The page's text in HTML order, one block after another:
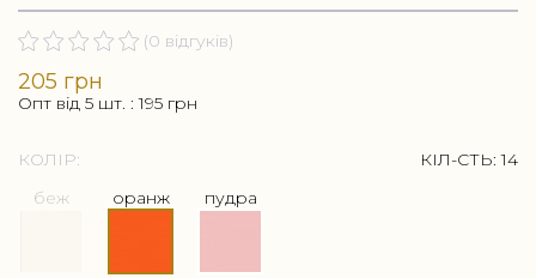
(0 відгуків)
205 грн
Опт від 5 шт. :195 грн
КОЛІР: КІЛ-СТЬ:14
беж
оранж пудра